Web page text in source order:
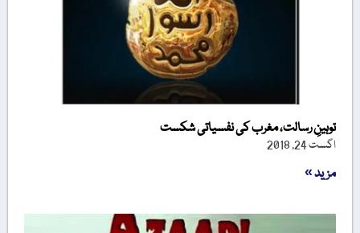
توہینِ رسالت، مغرب کی نفسیاتی شکست
اگست 24, 2018
مزید »